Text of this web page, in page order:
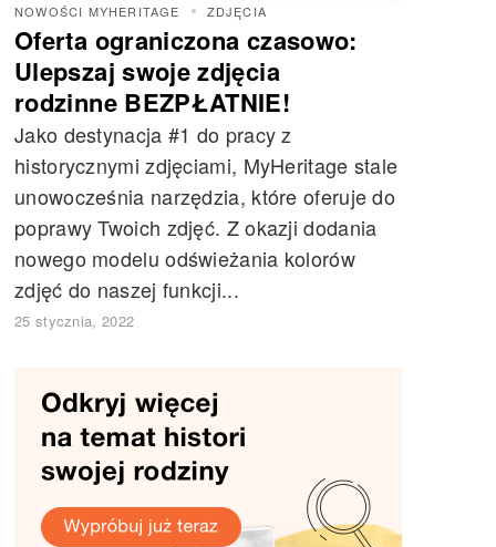
NOWOŚCI MYHERITAGE ZDJĘCIA
Oferta ograniczona czasowo:
Ulepszaj swoje zdjęcia
rodzinne BEZPŁATNIE!
Jako destynacja #1 do pracy z
historycznymi zdjęciami, MyHeritage stale
unowocześnia narzędzia, które oferuje do
poprawy Twoich zdjęć. Z okazji dodania
nowego modelu odświeżania kolorów
zdjęć do naszej funkcji...
25 stycznia, 2022